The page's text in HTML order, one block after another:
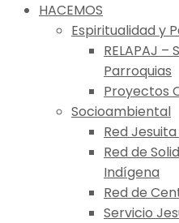
HACEMOS
Espiritualidad y
RELAPAJ
Parroquias
Proyectos
Socioambiental
Red
Red de
Indígena
Red de
Servicio